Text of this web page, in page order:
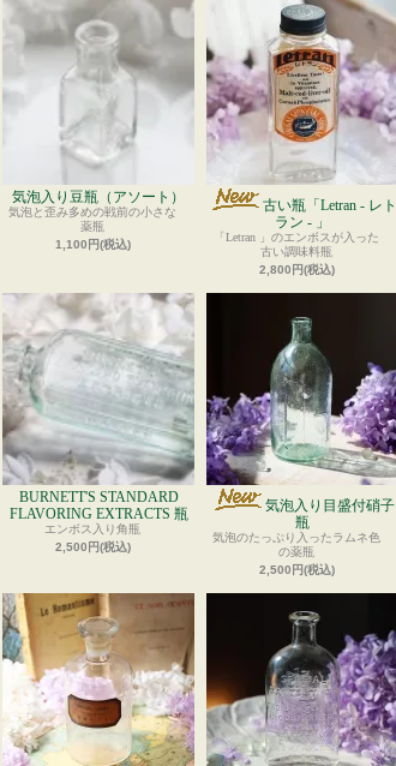
気泡入り豆瓶（アソート）
気泡と歪み多めの戦前の小さな
薬瓶
1,100円(税込)
古い瓶「Letran - レト
ラン - 」
「Letran 」のエンボスが入った
古い調味料瓶
2,800円(税込)
BURNETT'S STANDARD
FLAVORING EXTRACTS 瓶
エンボス入り角瓶
2,500円(税込)
気泡入り目盛付硝子
瓶
気泡のたっぷり入ったラムネ色
の薬瓶
2,500円(税込)